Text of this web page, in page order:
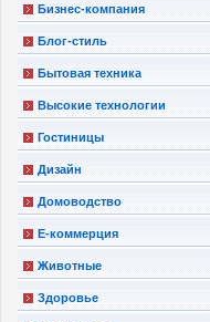
Бизнес-компания
Блог-стиль
Бытовая техника
Высокие технологии
Гостиницы
Дизайн
Домоводство
Е-коммерция
Животные
Здоровье